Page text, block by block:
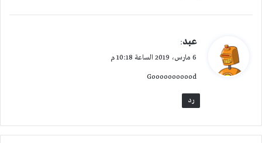
ي
ل
عبد:
6 مارس، 2019 الساعة 10:18 م
Gooooooooood
رد